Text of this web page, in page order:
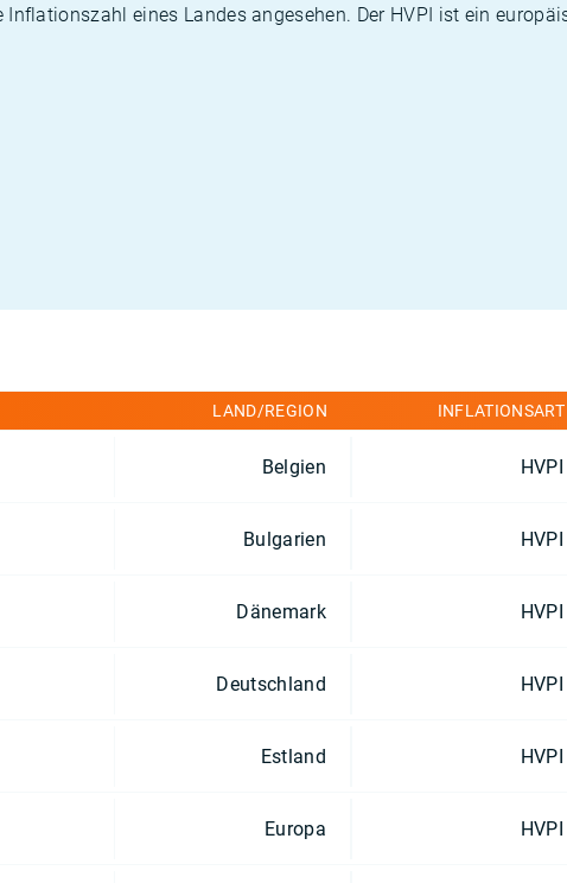
eines Landes angesehen. Der HVPI ist ein
LAND/REGION INFLATIONSART
Belgien HVPI
Bulgarien HVPI
Dänemark HVPI
Deutschland HVPI
Estland HVPI
Europa HVPI